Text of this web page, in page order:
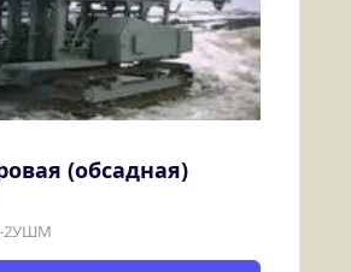
(обсадная)
2УШМ